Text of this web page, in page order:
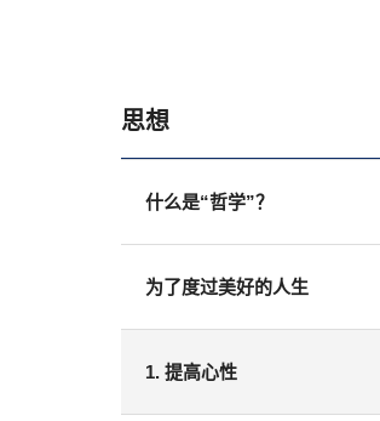
思想
什么是“哲学”？
为了度过美好的人生
1. 提高心性